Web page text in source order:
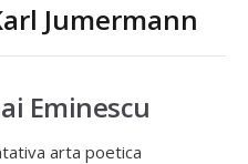
Jumermann
Eminescu
arta poetica